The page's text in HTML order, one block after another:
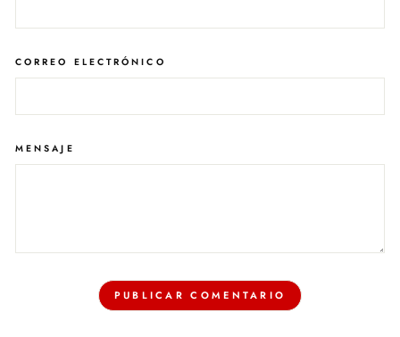
CORREO ELECTRÓNICO
MENSAJE
PUBLICAR COMENTARIO